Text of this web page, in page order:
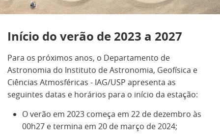
Início do verão de 2023 a 2027
Para os próximos anos, o Departamento de
Astronomia do Instituto de Astronomia, Geofísica e
Ciências Atmosféricas - IAG/USP apresenta as
seguintes datas e horários para o início da estação:
O verão em 2023 começa em 22 de dezembro às
00h27 e termina em 20 de março de 2024;